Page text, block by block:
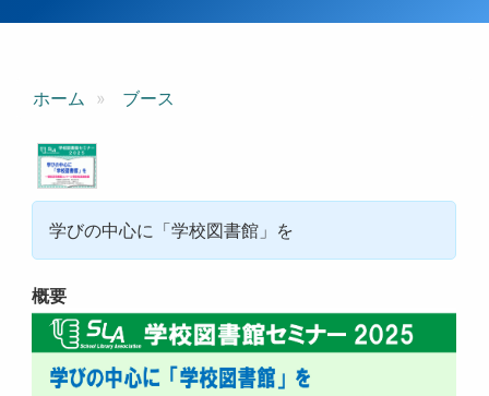
ホーム ブース
学びの中心に「学校図書館」を
概要